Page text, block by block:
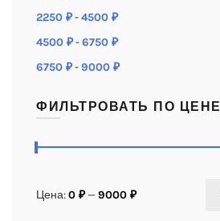
2250 ₽-4500 ₽
4500 ₽-6750 ₽
6750 ₽-9000 ₽
ФИЛЬТРОВАТЬ ПО ЦЕНЕ
Цена:0 ₽—9000 ₽